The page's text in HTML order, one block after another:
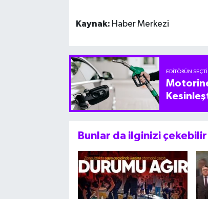
Kaynak: Haber Merkezi
EDITÖRÜN
Bunlar da ilginizi çekebilir